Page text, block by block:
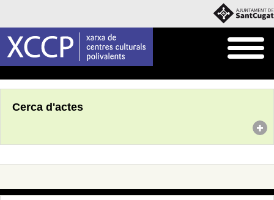
Cerca d'actes